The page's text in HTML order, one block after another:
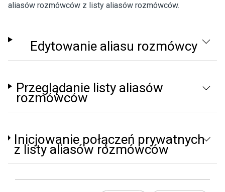
aliasów rozmówców z listy aliasów rozmówców.
Edytowanie aliasu rozmówcy
Przeglądanie listy aliasów
rozmówców
Inicjowanie połączeń prywatnych
z listy aliasów rozmówców